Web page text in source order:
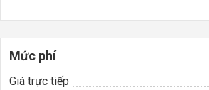
Mức phí
Giá trực tiếp